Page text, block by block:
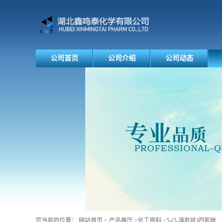
公司首页 公司介绍 公司动态
您当前的位置： 网站首页 > 产品展厅 >化工原料 >5-(5-溴吡啶)四氮唑